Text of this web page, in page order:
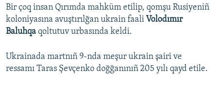
Bir çoq insan Qırımda mahküm etilip, qomşu Rusiyeniñ
koloniyasına avuştırılğan ukrain faali Volodımır
Baluhqa qoltutuv urbasında keldi.
Ukrainada martnıñ 9-nda meşur ukrain şairi ve
ressamı Taras Şevçenko doğğanınıñ 205 yılı qayd etile.